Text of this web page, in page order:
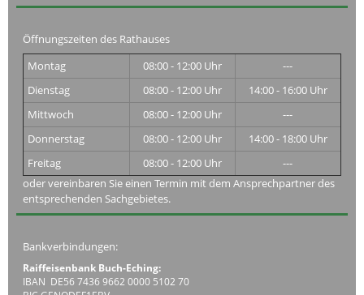
Öffnungszeiten des Rathauses
Montag
08:00 - 12:00 Uhr
---
Dienstag
08:00 - 12:00 Uhr
14:00 - 16:00 Uhr
Mittwoch
08:00 - 12:00 Uhr
---
Donnerstag
08:00 - 12:00 Uhr
14:00 - 18:00 Uhr
Freitag
08:00 - 12:00 Uhr
---
oder vereinbaren Sie einen Termin mit dem Ansprechpartner des
entsprechenden Sachgebietes.
Bankverbindungen:
Raiffeisenbank Buch-Eching:
IBAN DE56 7436 9662 0000 5102 70